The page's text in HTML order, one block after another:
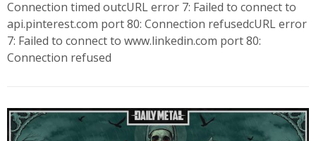
Connection timed outcURL error 7: Failed to connect to
api.pinterest.com port 80: Connection refusedcURL error
7: Failed to connect to www.linkedin.com port 80:
Connection refused